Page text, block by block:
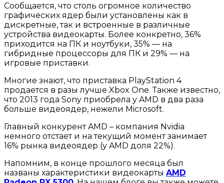
Сообщается, что столь огромное количество
графических ядер были установлены как в
дискретные, так и встроенные в различные
устройства видеокарты. Более конкретно, 36%
приходится на ПК и ноутбуки, 35% — на
гибридные процессоры для ПК и 29% — на
игровые приставки.
Многие знают, что приставка PlayStation 4
продается в разы лучше Xbox One. Также известно,
что 2013 года Sony приобрела у AMD в два раза
больше видеоядер, нежели Microsoft.
Главный конкурент AMD – компания Nvidia
немного отстает и на текущий момент занимает
16% рынка видеоядер (у AMD доля 22%).
Напомним, в конце прошлого месяца был
названы характеристики видеокарты AMD